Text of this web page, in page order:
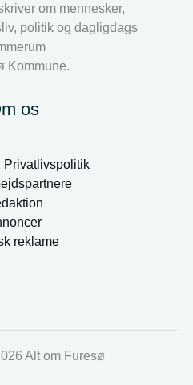
om mennesker,
politik og dagligdags
Kommune.
os
Privatlivspolitik
reklame
Alt om Furesø